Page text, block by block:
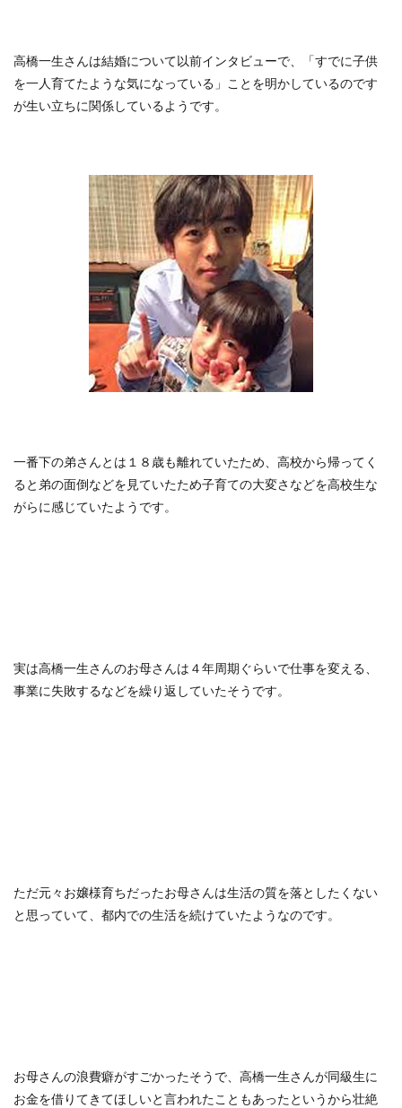
高橋一生さんは結婚について以前インタビューで、「すでに子供
を一人育てたような気になっている」ことを明かしているのです
が生い立ちに関係しているようです。
一番下の弟さんとは１８歳も離れていたため、高校から帰ってく
ると弟の面倒などを見ていたため子育ての大変さなどを高校生な
がらに感じていたようです。
実は高橋一生さんのお母さんは４年周期ぐらいで仕事を変える、
事業に失敗するなどを繰り返していたそうです。
ただ元々お嬢様育ちだったお母さんは生活の質を落としたくない
と思っていて、都内での生活を続けていたようなのです。
お母さんの浪費癖がすごかったそうで、高橋一生さんが同級生に
お金を借りてきてほしいと言われたこともあったというから壮絶